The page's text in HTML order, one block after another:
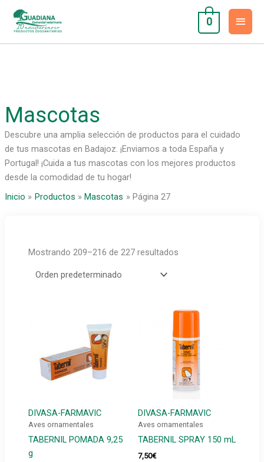
contenido
0
Mascotas
Descubre una amplia selección de productos para el cuidado
de tus mascotas en Badajoz. ¡Enviamos a toda España y
Portugal! ¡Cuida a tus mascotas con los mejores productos
desde la comodidad de tu hogar!
Inicio
Productos Mascotas Página 27
Mostrando 209–216 de 227 resultados
DIVASA-FARMAVIC
Aves ornamentales
TABERNIL POMADA 9,25
g
DIVASA-FARMAVIC
Aves ornamentales
TABERNIL SPRAY 150 mL
7,50€